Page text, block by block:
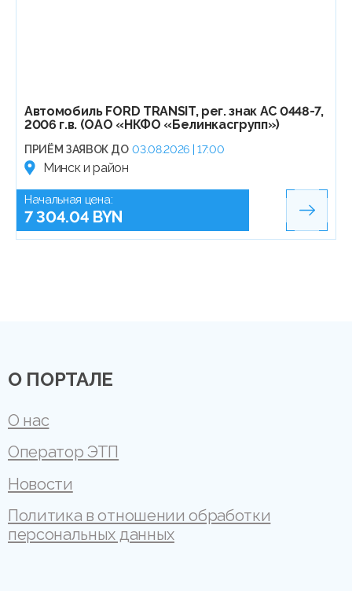
Автомобиль FORD TRANSIT, рег. знак АС 0448-7,
2006 г.в. (ОАО «НКФО «Белинкасгрупп»)
ПРИЁМ ЗАЯВОК ДО 03.08.2026 | 17:00
Минск и район
Начальная цена:
7 304.04 BYN
О ПОРТАЛЕ
О нас
Оператор ЭТП
Новости
Политика в отношении обработки
персональных данных